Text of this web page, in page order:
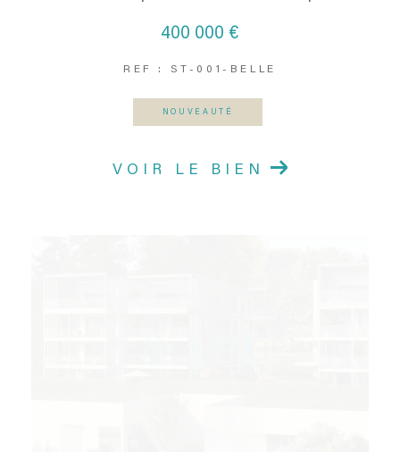
400 000 €
REF : ST-001-BELLE
NOUVEAUTÉ
VOIR LE BIEN